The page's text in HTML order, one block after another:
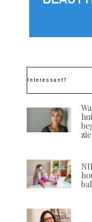
Interessant?